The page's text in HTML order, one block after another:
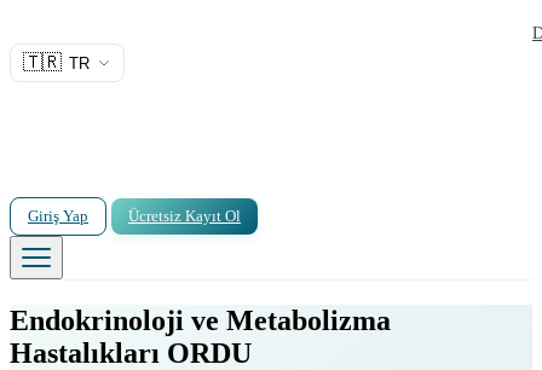
🇹🇷 TR
Giriş Yap Ücretsiz Kayıt Ol
Endokrinoloji ve Metabolizma
Hastalıkları ORDU